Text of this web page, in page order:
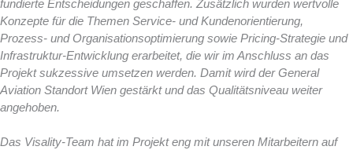
fundierte Entscheidungen geschaffen. Zusätzlich wurden wertvolle
Konzepte für die Themen Service- und Kundenorientierung,
Prozess- und Organisationsoptimierung sowie Pricing-Strategie und
Infrastruktur-Entwicklung erarbeitet, die wir im Anschluss an das
Projekt sukzessive umsetzen werden. Damit wird der General
Aviation Standort Wien gestärkt und das Qualitätsniveau weiter
angehoben.
Das Visality-Team hat im Projekt eng mit unseren Mitarbeitern auf